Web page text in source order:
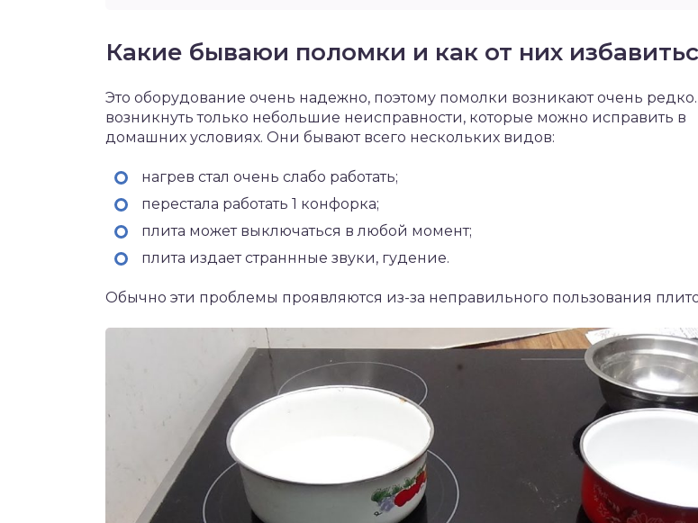
Какие бываюи поломки и как от них
Это оборудование очень надежно, поэтому помолки возникают очень
возникнуть только небольшие неисправности, которые можно исправить в
домашних условиях. Они бывают всего нескольких видов:
нагрев стал очень слабо работать;
перестала работать 1 конфорка;
плита может выключаться в любой момент;
плита издает страннные звуки, гудение.
Обычно эти проблемы проявляются из-за неправильного пользования